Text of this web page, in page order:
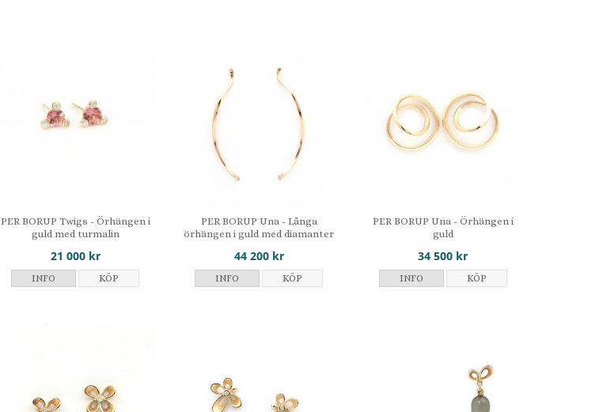
PER BORUP Twigs - Örhängen i
guld med turmalin
21 000 kr
INFO KÖP
PER BORUP Una - Långa
örhängen i guld med diamanter
44 200 kr
INFO KÖP
PER BORUP Una - Örhängen i
guld
34 500 kr
INFO KÖP